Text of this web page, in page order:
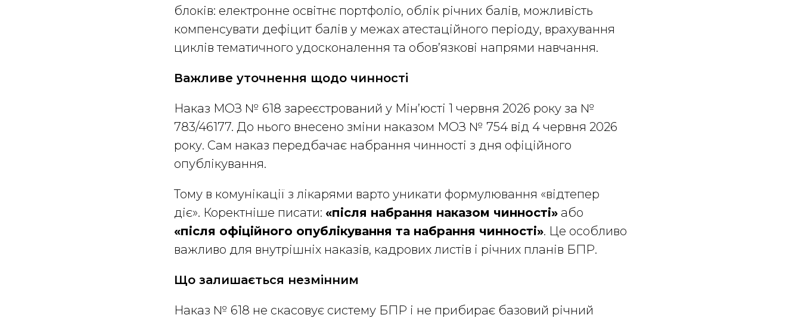
блоків: електронне освітнє портфоліо, облік річних балів, можливість
компенсувати дефіцит балів у межах атестаційного періоду, врахування
циклів тематичного удосконалення та обов’язкові напрями навчання.
Важливе уточнення щодо чинності
Наказ МОЗ № 618 зареєстрований у Мін’юсті 1 червня 2026 року за №
783/46177. До нього внесено зміни наказом МОЗ № 754 від 4 червня 2026
року. Сам наказ передбачає набрання чинності з дня офіційного
опублікування.
Тому в комунікації з лікарями варто уникати формулювання «відтепер
діє». Коректніше писати: «після набрання наказом чинності» або
«після офіційного опублікування та набрання чинності». Це особливо
важливо для внутрішніх наказів, кадрових листів і річних планів БПР.
Що залишається незмінним
Наказ № 618 не скасовує систему БПР і не прибирає базовий річний